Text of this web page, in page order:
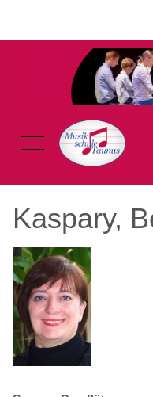
Warning: Undefined
/mnt/web605/e3/26/
Mobile Menu Toggle
Kaspary,